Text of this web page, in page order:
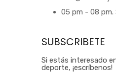
05 pm - 08 pm.
SUBSCRIBETE
Si estás interesado
deporte, ¡escríbenos!